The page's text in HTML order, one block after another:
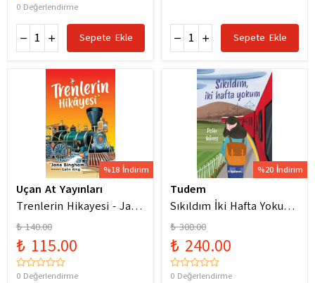
0 Değerlendirme
Sepete Ekle Sepete Ekle
%18 İndirim
Uçan At Yayınları
Trenlerin Hikayesi - Jane
Bingham
₺ 140.00
₺ 115.00
0 Değerlendirme
%20 İndirim
Tudem
Sıkıldım İki Hafta Yokum
Pelin Güneş
₺ 300.00
₺ 240.00
0 Değerlendirme